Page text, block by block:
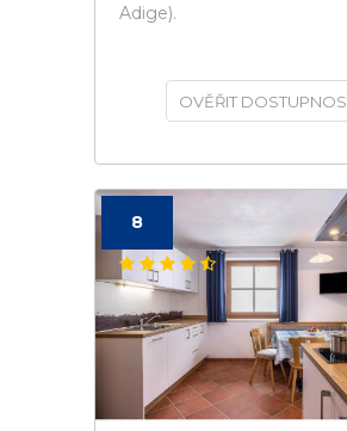
Adige).
OVĚŘIT
8